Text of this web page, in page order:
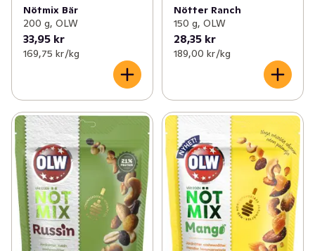
Nötmix Bär
200 g, OLW
33,95 kr
169,75 kr /kg
Nötter Ranch
150 g, OLW
28,35 kr
189,00 kr /kg